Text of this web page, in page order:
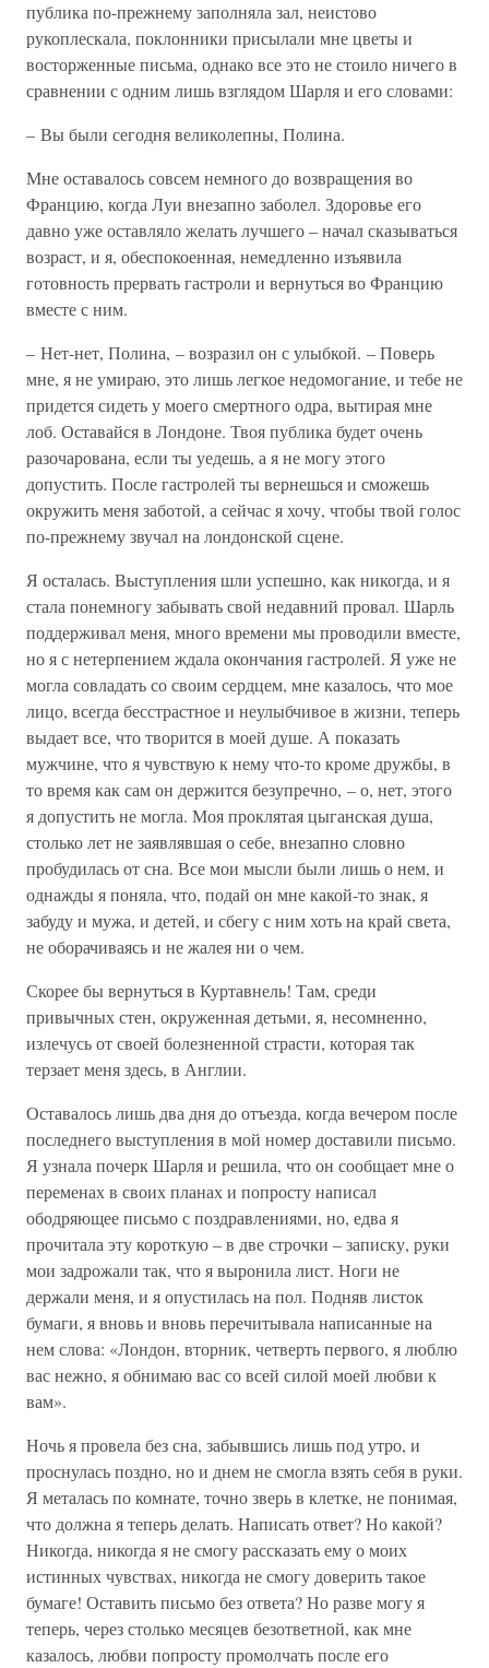
публика по-прежнему заполняла зал, неистово
рукоплескала, поклонники присылали мне цветы и
восторженные письма, однако все это не стоило ничего в
сравнении с одним лишь взглядом Шарля и его словами:
– Вы были сегодня великолепны, Полина.
Мне оставалось совсем немного до возвращения во
Францию, когда Луи внезапно заболел. Здоровье его
давно уже оставляло желать лучшего – начал сказываться
возраст, и я, обеспокоенная, немедленно изъявила
готовность прервать гастроли и вернуться во Францию
вместе с ним.
– Нет-нет, Полина, – возразил он с улыбкой. – Поверь
мне, я не умираю, это лишь легкое недомогание, и тебе не
придется сидеть у моего смертного одра, вытирая мне
лоб. Оставайся в Лондоне. Твоя публика будет очень
разочарована, если ты уедешь, а я не могу этого
допустить. После гастролей ты вернешься и сможешь
окружить меня заботой, а сейчас я хочу, чтобы твой голос
по-прежнему звучал на лондонской сцене.
Я осталась. Выступления шли успешно, как никогда, и я
стала понемногу забывать свой недавний провал. Шарль
поддерживал меня, много времени мы проводили вместе,
но я с нетерпением ждала окончания гастролей. Я уже не
могла совладать со своим сердцем, мне казалось, что мое
лицо, всегда бесстрастное и неулыбчивое в жизни, теперь
выдает все, что творится в моей душе. А показать
мужчине, что я чувствую к нему что-то кроме дружбы, в
то время как сам он держится безупречно, – о, нет, этого
я допустить не могла. Моя проклятая цыганская душа,
столько лет не заявлявшая о себе, внезапно словно
пробудилась от сна. Все мои мысли были лишь о нем, и
однажды я поняла, что, подай он мне какой-то знак, я
забуду и мужа, и детей, и сбегу с ним хоть на край света,
не оборачиваясь и не жалея ни о чем.
Скорее бы вернуться в Куртавнель! Там, среди
привычных стен, окруженная детьми, я, несомненно,
излечусь от своей болезненной страсти, которая так
терзает меня здесь, в Англии.
Оставалось лишь два дня до отъезда, когда вечером после
последнего выступления в мой номер доставили письмо.
Я узнала почерк Шарля и решила, что он сообщает мне о
переменах в своих планах и попросту написал
ободряющее письмо с поздравлениями, но, едва я
прочитала эту короткую – в две строчки – записку, руки
мои задрожали так, что я выронила лист. Ноги не
держали меня, и я опустилась на пол. Подняв листок
бумаги, я вновь и вновь перечитывала написанные на
нем слова: «Лондон, вторник, четверть первого, я люблю
вас нежно, я обнимаю вас со всей силой моей любви к
вам».
Ночь я провела без сна, забывшись лишь под утро, и
проснулась поздно, но и днем не смогла взять себя в руки.
Я металась по комнате, точно зверь в клетке, не понимая,
что должна я теперь делать. Написать ответ? Но какой?
Никогда, никогда я не смогу рассказать ему о моих
истинных чувствах, никогда не смогу доверить такое
бумаге! Оставить письмо без ответа? Но разве могу я
теперь, через столько месяцев безответной, как мне
казалось, любви попросту промолчать после его